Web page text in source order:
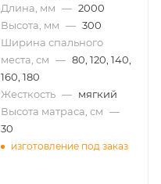
Длина, мм — 2000
Высота, мм — 300
Ширина спального
места, см — 80, 120, 140,
160, 180
Жесткость — мягкий
Высота матраса, см —
30
изготовление под заказ